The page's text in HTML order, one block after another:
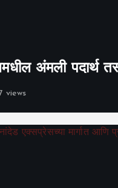
अंमली पदार्थ
views